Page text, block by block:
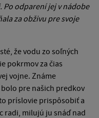
Po odparení jej v nádobe
za obživu pre svoje
že vodu zo soľných
pokrmov za čias
vojne. Známe
bolo pre našich predkov
príslovie prispôsobiť a
radi, milujú ju snáď nad